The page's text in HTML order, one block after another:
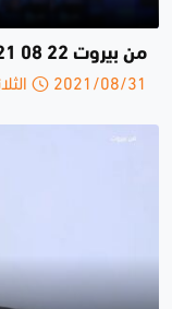
من بيروت 22 08 2021
2021/08/31 الثلاثاء 10:29 ص